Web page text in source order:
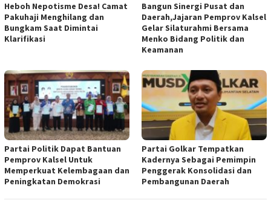
Heboh Nepotisme Desa! Camat
Pakuhaji Menghilang dan
Bungkam Saat Dimintai
Klarifikasi
Bangun Sinergi Pusat dan
Daerah,Jajaran Pemprov Kalsel
Gelar Silaturahmi Bersama
Menko Bidang Politik dan
Keamanan
Partai Politik Dapat Bantuan
Pemprov Kalsel Untuk
Memperkuat Kelembagaan dan
Peningkatan Demokrasi
Partai Golkar Tempatkan
Kadernya Sebagai Pemimpin
Penggerak Konsolidasi dan
Pembangunan Daerah